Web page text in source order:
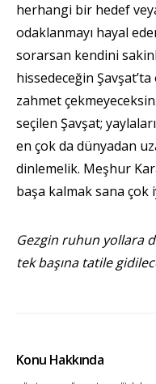
herhangi bir hedef
odaklanmayı hayal
sorarsan kendini
hissedeceğin
zahmet
seçilen Şavşat;
en çok da dünyadan
dinlemelik. Meşhur
başa kalmak sana çok
Gezgin ruhun yollara
tek başına tatile
Konu Hakkında